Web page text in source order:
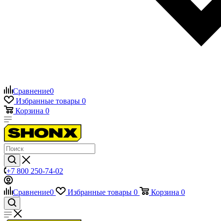
Сравнение0
Избранные товары 0
Корзина 0
+7 800 250-74-02
Сравнение0 Избранные товары 0 Корзина 0